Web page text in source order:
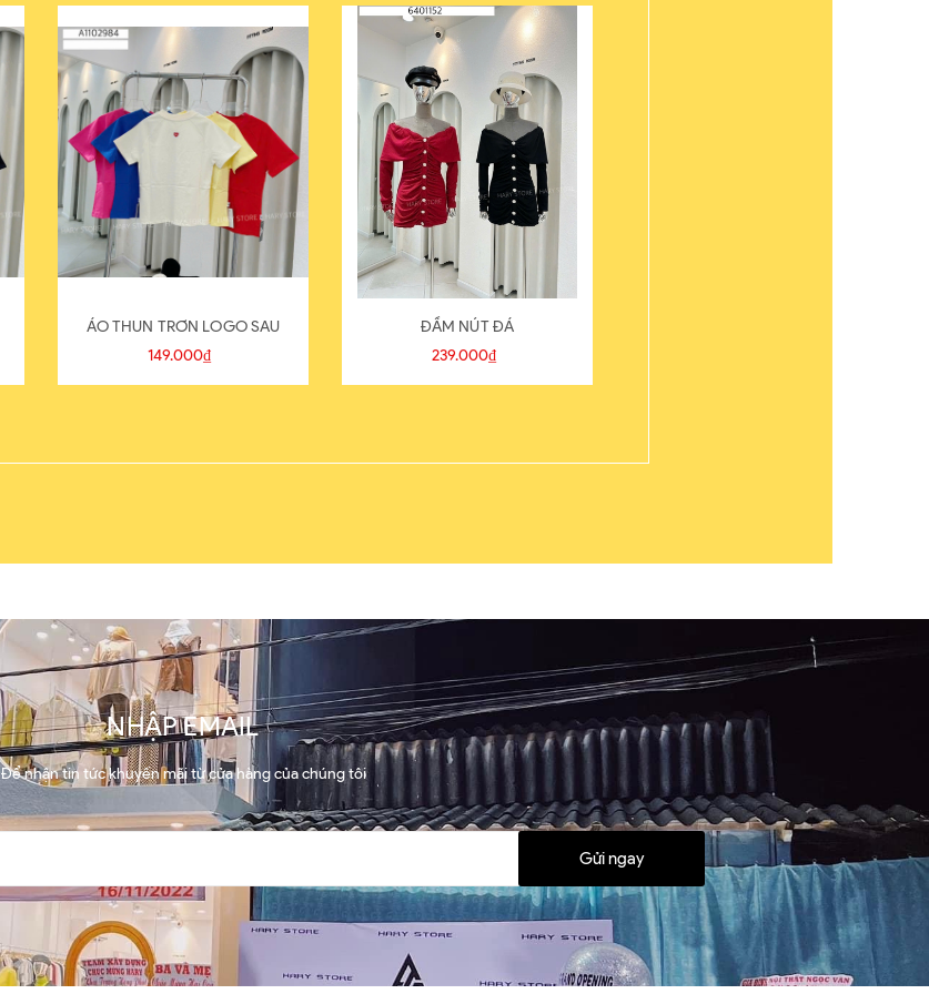
ÁO THUN TRƠN LOGO SAU
149.000₫
ĐẦM NÚT ĐÁ
239.000₫
NHẬP EMAIL
Để nhận tin tức khuyến mãi từ cửa hàng của chúng tôi
Gửi ngay